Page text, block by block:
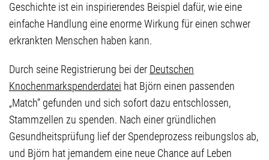
Geschichte ist ein inspirierendes Beispiel dafür, wie eine
einfache Handlung eine enorme Wirkung für einen schwer
erkrankten Menschen haben kann.
Durch seine Registrierung bei der Deutschen
Knochenmarkspenderdatei hat Björn einen passenden
„Match“ gefunden und sich sofort dazu entschlossen,
Stammzellen zu spenden. Nach einer gründlichen
Gesundheitsprüfung lief der Spendeprozess reibungslos ab,
und Björn hat jemandem eine neue Chance auf Leben